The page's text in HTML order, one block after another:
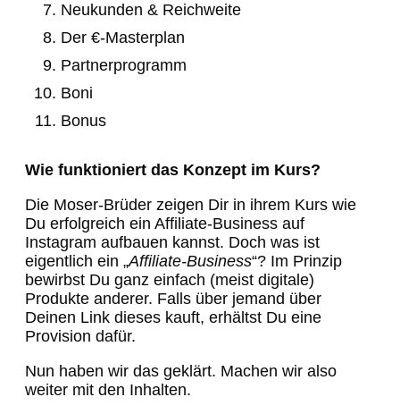
Neukunden & Reichweite
Der €-Masterplan
Partnerprogramm
Boni
Bonus
Wie funktioniert das Konzept im Kurs?
Die Moser-Brüder zeigen Dir in ihrem Kurs wie
Du erfolgreich ein Affiliate-Business auf
Instagram aufbauen kannst. Doch was ist
eigentlich ein „Affiliate-Business“? Im Prinzip
bewirbst Du ganz einfach (meist digitale)
Produkte anderer. Falls über jemand über
Deinen Link dieses kauft, erhältst Du eine
Provision dafür.
Nun haben wir das geklärt. Machen wir also
weiter mit den Inhalten.